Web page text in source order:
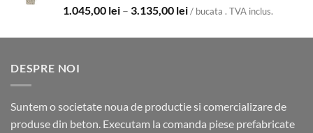
1.045,00 lei – 3.135,00 leiInterval
prețuri:
/ bucata . TVA inclus.
DESPRE NOI
Suntem o societate noua de productie si comercializare de
produse din beton. Executam la comanda piese prefabricate